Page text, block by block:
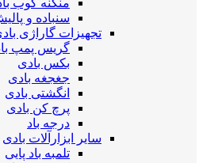
منگنه کوب
سنباده و
تجهیزات گاراژی
گریس پمپ
بکس بادی
جغجغه بادی
انگشتی بادی
پرچ کن بادی
درجه باد
سایر ابزارآلات بادی
تلمبه باد پایی